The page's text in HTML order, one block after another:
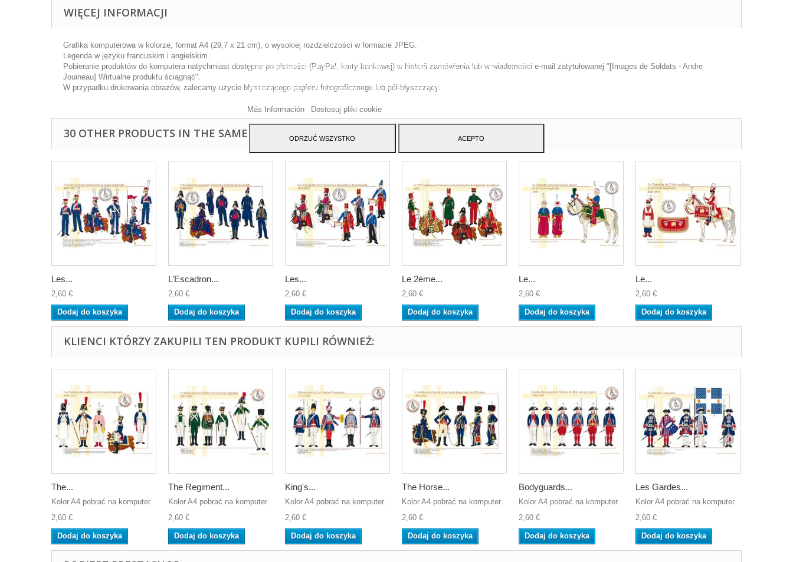
WIĘCEJ INFORMACJI
Grafika komputerowa w kolorze, format A4 (29,7 x 21 cm), o wysokiej rozdzielczości w formacie JPEG.
Legenda w języku francuskim i angielskim.
Pobieranie produktów do komputera natychmiast dostępne po płatności (PayPal, karty bankowej) w historii zamówienia lub w wiadomości e-mail zatytułowanej "[Images de Soldats - Andre
Jouineau] Wirtualne produktu ściągnąć".
W przypadku drukowania obrazów, zalecamy użycie błyszczącego papieru fotograficznego lub pół-błyszczący.
30 OTHER PRODUCTS IN THE SAME CATEGORY:
Les...
2,60 €
Dodaj do koszyka
L’Escadron...
2,60 €
Dodaj do koszyka
Les...
2,60 €
Dodaj do koszyka
Le 2ème...
2,60 €
Dodaj do koszyka
Le...
2,60 €
Dodaj do koszyka
Le...
2,60 €
Dodaj do koszyka
KLIENCI KTÓRZY ZAKUPILI TEN PRODUKT KUPILI RÓWNIEŻ:
The...
Kolor A4 pobrać na komputer.
2,60 €
Dodaj do koszyka
The Regiment...
Kolor A4 pobrać na komputer.
2,60 €
Dodaj do koszyka
King's...
Kolor A4 pobrać na komputer.
2,60 €
Dodaj do koszyka
The Horse...
Kolor A4 pobrać na komputer.
2,60 €
Dodaj do koszyka
Bodyguards...
Kolor A4 pobrać na komputer.
2,60 €
Dodaj do koszyka
Les Gardes...
Kolor A4 pobrać na komputer.
2,60 €
Dodaj do koszyka
Ta witryna korzysta z w?asnych plików cookie i plików cookie stron trzecich w celu
analizuj?c Twoje nawyki nawigacja. Aby wyrazi? zgod? na jego u?ycie, naci?nij
Más Información
Dostosuj pliki cookie
ODRZUĆ WSZYSTKO ACEPTO